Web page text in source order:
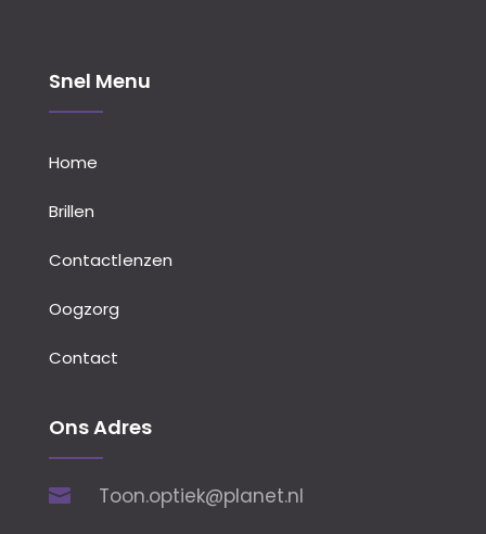
Snel Menu
Home
Brillen
Contactlenzen
Oogzorg
Contact
Ons Adres
 Toon.optiek@planet.nl